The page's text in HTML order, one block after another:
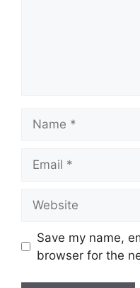
Save my name,
browser for the